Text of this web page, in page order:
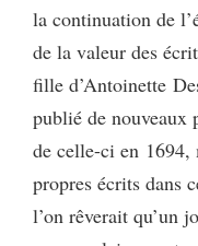
la continuation de
de la valeur des
fille d’Antoinette
publié de nouveaux
de celle-ci en 1694,
propres écrits dans
l’on rêverait qu’un